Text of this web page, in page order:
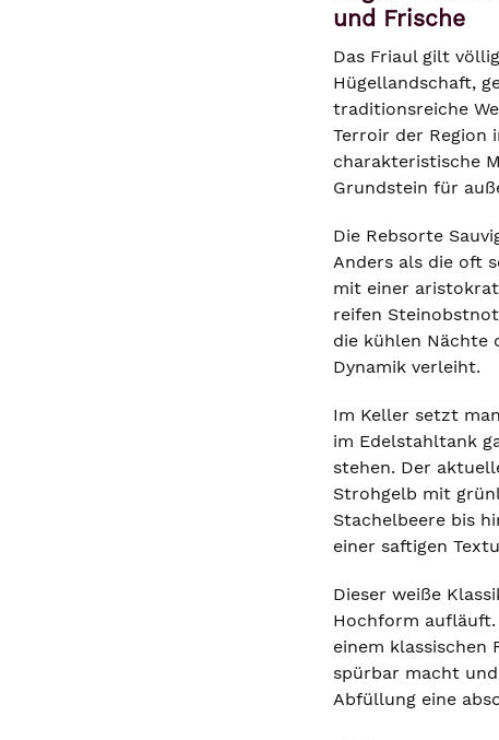
und Frische
Das Friaul gilt
Hügellandschaft,
traditionsreiche
Terroir der Region
charakteristische
Grundstein für
Die Rebsorte
Anders als die oft
mit einer
reifen
die kühlen Nächte
Dynamik verleiht.
Im Keller setzt
im Edelstahltank
stehen. Der
Strohgelb mit
Stachelbeere bis
einer saftigen
Dieser weiße
Hochform
einem klassischen
spürbar macht
Abfüllung eine